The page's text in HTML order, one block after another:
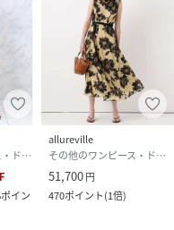
100％ キャミソール（付属
％
ブル乾燥不可|自然乾燥|ア
イ可|ウエットクリーニング
その他のワンピース・ドレス
イン
allureville
その他のワンピース・ドレス
51,700円
470ポイント(1倍)